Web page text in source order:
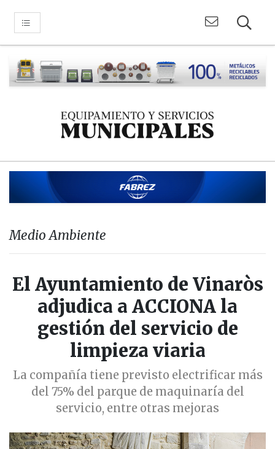
Medio Ambiente
El Ayuntamiento de Vinaròs
adjudica a ACCIONA la
gestión del servicio de
limpieza viaria
La compañía tiene previsto electrificar más
del 75% del parque de maquinaría del
servicio, entre otras mejoras